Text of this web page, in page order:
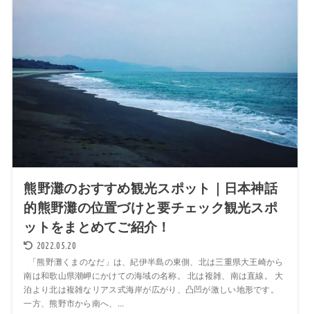
熊野灘のおすすめ観光スポット｜日本神話
的熊野灘の位置づけと要チェック観光スポ
ットをまとめてご紹介！
2022.05.20
「熊野灘くまのなだ」は、紀伊半島の東側、北は三重県大王崎から
南は和歌山県潮岬にかけての海域の名称。 北は複雑、南は直線。 大
泊より北は複雑なリアス式海岸が広がり、凸凹が激しい地形です。
一方、熊野市から南へ、...